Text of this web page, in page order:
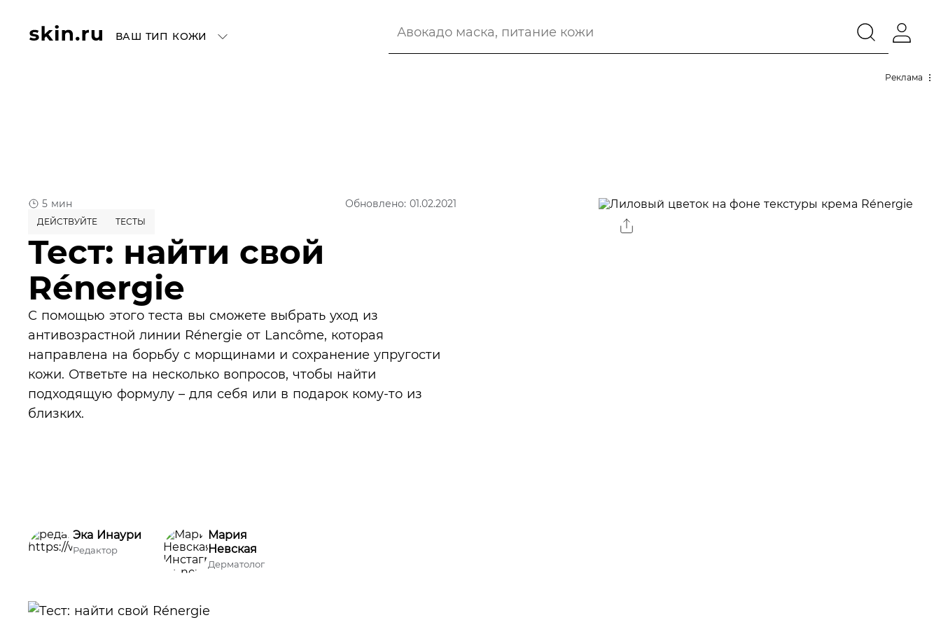
ВАШ ТИП КОЖИ
Реклама
5 мин Обновлено: 01.02.2021
ДЕЙСТВУЙТЕ ТЕСТЫ
Тест: найти свой
Rénergie
С помощью этого теста вы сможете выбрать уход из
антивозрастной линии Rénergie от Lancôme, которая
направлена на борьбу с морщинами и сохранение упругости
кожи. Ответьте на несколько вопросов, чтобы найти
подходящую формулу – для себя или в подарок кому-то из
близких.
Эка Инаури
Редактор
Мария
Невская
Дерматолог